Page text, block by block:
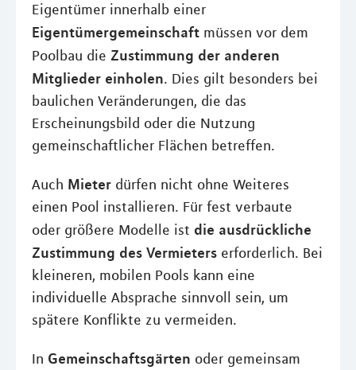
Eigentümer innerhalb einer
Eigentümergemeinschaft müssen vor dem
Poolbau die Zustimmung der anderen
Mitglieder einholen. Dies gilt besonders bei
baulichen Veränderungen, die das
Erscheinungsbild oder die Nutzung
gemeinschaftlicher Flächen betreffen.
Auch Mieter dürfen nicht ohne Weiteres
einen Pool installieren. Für fest verbaute
oder größere Modelle ist die ausdrückliche
Zustimmung des Vermieters erforderlich. Bei
kleineren, mobilen Pools kann eine
individuelle Absprache sinnvoll sein, um
spätere Konflikte zu vermeiden.
In Gemeinschaftsgärten oder gemeinsam